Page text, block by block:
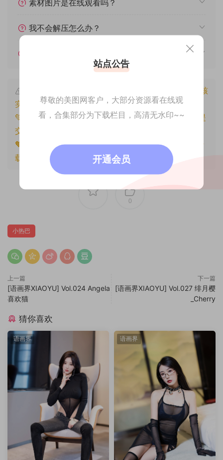
素材图片是在线观看吗？
我不会解压怎么办？
本文资源仅供个人参考学习，请勿批量搬运，一经核
实将封禁账号权限！
💚本文资源均来源网友分享，若侵犯了您的权益可以提
交工单处理。
🧡原文链接：https://www.znjfg.com/1332.html
，转
载请注明出处。
0
小热巴
上一篇
[语画界XIAOYU] Vol.024 Angela
喜欢猫
下一篇
[语画界XIAOYU] Vol.027 绯月樱
_Cherry
猜你喜欢
语画界 语画界
站点公告
尊敬的美图网客户，大部分资源看在线观
看，合集部分为下载栏目，高清无水印~~
开通会员